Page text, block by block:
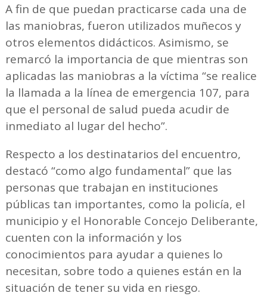
A fin de que puedan practicarse cada una de
las maniobras, fueron utilizados muñecos y
otros elementos didácticos. Asimismo, se
remarcó la importancia de que mientras son
aplicadas las maniobras a la víctima “se realice
la llamada a la línea de emergencia 107, para
que el personal de salud pueda acudir de
inmediato al lugar del hecho”.
Respecto a los destinatarios del encuentro,
destacó “como algo fundamental” que las
personas que trabajan en instituciones
públicas tan importantes, como la policía, el
municipio y el Honorable Concejo Deliberante,
cuenten con la información y los
conocimientos para ayudar a quienes lo
necesitan, sobre todo a quienes están en la
situación de tener su vida en riesgo.